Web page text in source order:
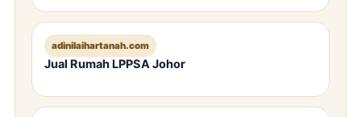
adinilaihartanah.com
Jual Rumah LPPSA Johor